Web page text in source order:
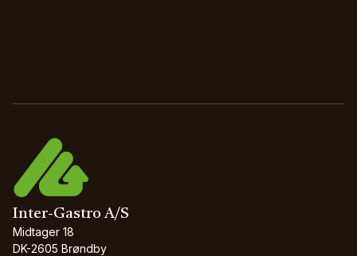
Inter-Gastro A/S
Midtager 18
DK-2605 Brøndby